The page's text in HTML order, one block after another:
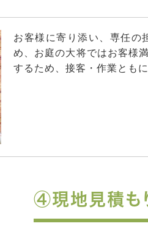
お客様に寄り添い、専任の
め、お庭の大将ではお客様
するため、接客・作業とも
④現地見積も